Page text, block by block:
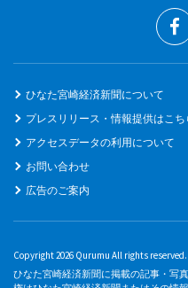
ひなた宮崎経済新聞について
プレスリリース・情報提供はこち
アクセスデータの利用について
お問い合わせ
広告のご案内
Copyright 2026 Qurumu All rights reserved.
ひなた宮崎経済新聞に掲載の記事・写